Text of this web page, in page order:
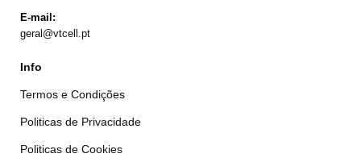
E-mail:
geral@vtcell.pt
Info
Termos e Condições
Politicas de Privacidade
Politicas de Cookies